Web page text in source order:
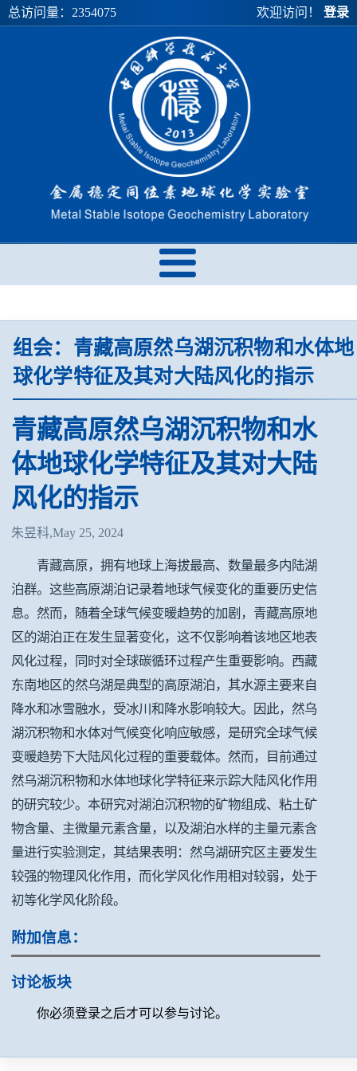
总访问量： 2354075 欢迎访问！ 登录
组会：青藏高原然乌湖沉积物和水体地
球化学特征及其对大陆风化的指示
青藏高原然乌湖沉积物和水
体地球化学特征及其对大陆
风化的指示
朱昱科,May 25, 2024
青藏高原，拥有地球上海拔最高、数量最多内陆湖
泊群。这些高原湖泊记录着地球气候变化的重要历史信
息。 然而，随着全球气候变暖趋势的加剧，青藏高原地
区的湖泊正在发生显著变化，这不仅影响着该地区地表
风化过程，同时对全球碳循环过程产生重要影响。西藏
东南地区的然乌湖是典型的高原湖泊，其水源主要来自
降水和冰雪融水，受冰川和降水影响较大。因此，然乌
湖沉积物和水体对气候变化响应敏感，是研究全球气候
变暖趋势下大陆风化过程的重要载体。然而，目前通过
然乌湖沉积物和水体地球化学特征来示踪大陆风化作用
的研究较少。本研究对湖泊沉积物的矿物组成、粘土矿
物含量、主微量元素含量，以及湖泊水样的主量元素含
量进行实验测定，其结果表明：然乌湖研究区主要发生
较强的物理风化作用，而化学风化作用相对较弱，处于
初等化学风化阶段。
附加信息：
讨论板块
你必须登录之后才可以参与讨论。